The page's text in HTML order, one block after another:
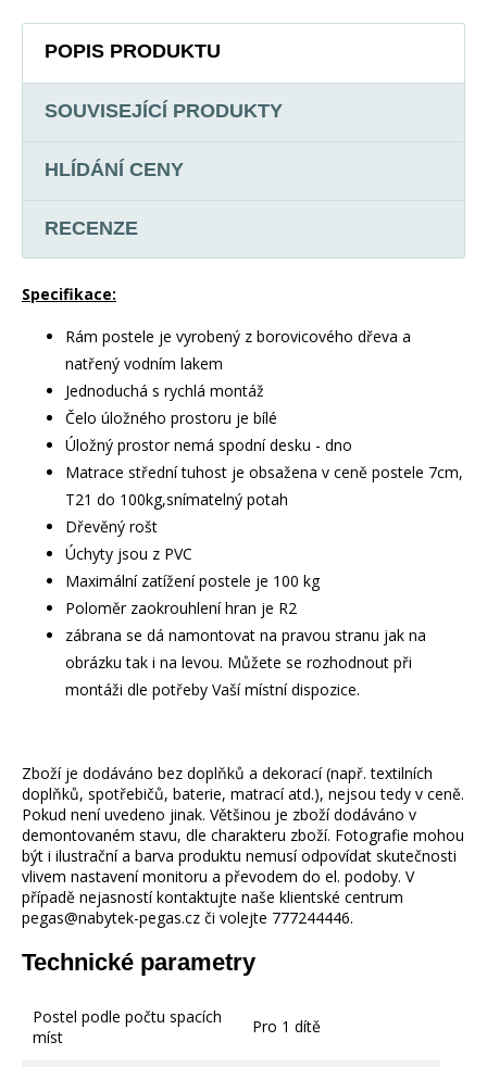
POPIS PRODUKTU
SOUVISEJÍCÍ PRODUKTY
HLÍDÁNÍ CENY
RECENZE
Specifikace:
Rám postele je vyrobený z borovicového dřeva a
natřený vodním lakem
Jednoduchá s rychlá montáž
Čelo úložného prostoru je bílé
Úložný prostor nemá spodní desku - dno
Matrace střední tuhost je obsažena v ceně postele 7cm,
T21 do 100kg,snímatelný potah
Dřevěný rošt
Úchyty jsou z PVC
Maximální zatížení postele je 100 kg
Poloměr zaokrouhlení hran je R2
zábrana se dá namontovat na pravou stranu jak na
obrázku tak i na levou. Můžete se rozhodnout při
montáži dle potřeby Vaší místní dispozice.
Zboží je dodáváno bez doplňků a dekorací (např. textilních
doplňků, spotřebičů, baterie, matrací atd.), nejsou tedy v ceně.
Pokud není uvedeno jinak. Většinou je zboží dodáváno v
demontovaném stavu, dle charakteru zboží. Fotografie mohou
být i ilustrační a barva produktu nemusí odpovídat skutečnosti
vlivem nastavení monitoru a převodem do el. podoby. V
případě nejasností kontaktujte naše klientské centrum
pegas@nabytek-pegas.cz či volejte 777244446.
Technické parametry
Postel podle počtu spacích
míst
Pro 1 dítě